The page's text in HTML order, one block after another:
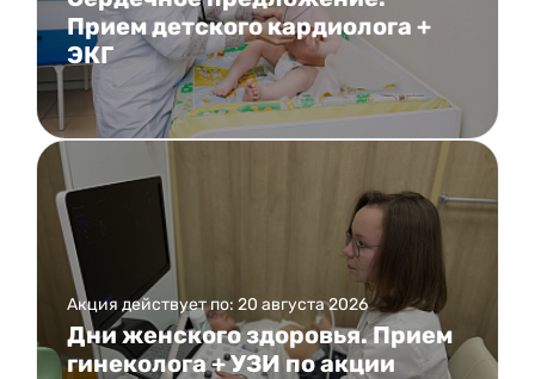
Прием детского кардиолога +
ЭКГ
Акция действует по: 20 августа 2026
Дни женского здоровья. Прием
гинеколога + УЗИ по акции